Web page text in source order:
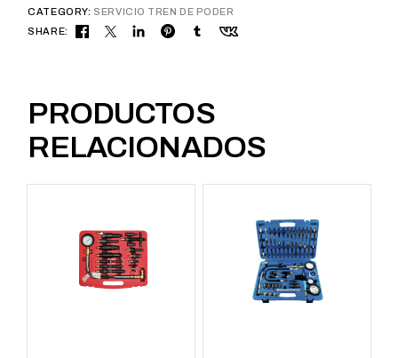
CATEGORY: SERVICIO TREN DE PODER
SHARE:
PRODUCTOS
RELACIONADOS